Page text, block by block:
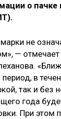
о пачке
не
—
в
так и без
года
При этом